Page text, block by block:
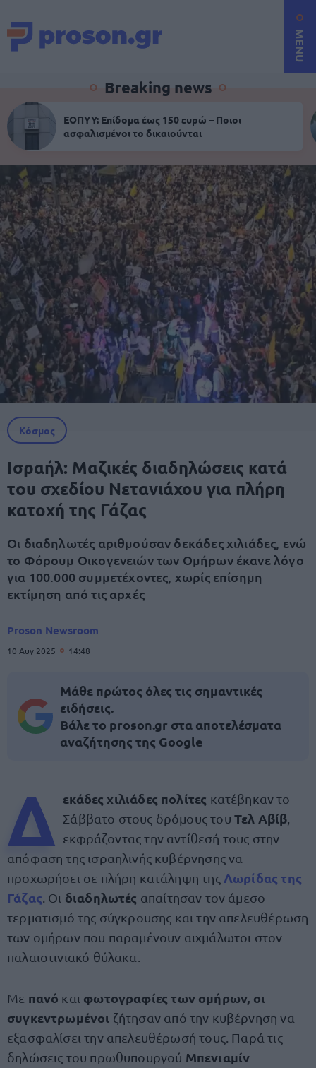
MENU
Breaking news
ΕΟΠΥΥ: Επίδομα έως 150 ευρώ – Ποιοι
ασφαλισμένοι το δικαιούνται
Κόσμος
Ισραήλ: Μαζικές διαδηλώσεις κατά
του σχεδίου Νετανιάχου για πλήρη
κατοχή της Γάζας
Οι διαδηλωτές αριθμούσαν δεκάδες χιλιάδες, ενώ
το Φόρουμ Οικογενειών των Ομήρων έκανε λόγο
για 100.000 συμμετέχοντες, χωρίς επίσημη
εκτίμηση από τις αρχές
Proson Newsroom
10 Αυγ 2025 14:48
Μάθε πρώτος όλες τις σημαντικές
ειδήσεις.
Βάλε το proson.gr στα αποτελέσματα
αναζήτησης της Google
Δ εκάδες χιλιάδες πολίτες κατέβηκαν το
Σάββατο στους δρόμους του Τελ Αβίβ
εκφράζοντας την αντίθεσή τους στην
απόφαση της ισραηλινής κυβέρνησης να
προχωρήσει σε πλήρη κατάληψη της Λωρίδας της
Γάζας . Οι διαδηλωτές απαίτησαν τον άμεσο
τερματισμό της σύγκρουσης και την απελευθέρωση
των ομήρων που παραμένουν αιχμάλωτοι στον
παλαιστινιακό θύλακα.
Με πανό και φωτογραφίες των ομήρων, οι
συγκεντρωμένοι ζήτησαν από την κυβέρνηση να
εξασφαλίσει την απελευθέρωσή τους. Παρά τις
δηλώσεις του πρωθυπουργού Μπενιαμίν